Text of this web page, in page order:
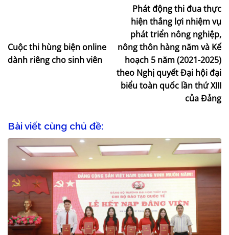
Cuộc thi hùng biện online
dành riêng cho sinh viên
Phát động thi đua thực
hiện thắng lợi nhiệm vụ
phát triển nông nghiệp,
nông thôn hàng năm và Kế
hoạch 5 năm (2021-2025)
theo Nghị quyết Đại hội đại
biểu toàn quốc lần thứ XIII
của Đảng
Bài viết cùng chủ đề: